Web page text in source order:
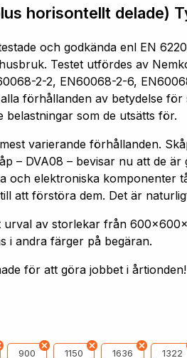
horisontellt delade)
och godkända enl EN
Testet utfördes av
2-2, EN60068-2-6,
förhållanden av betydelse
belastningar som de utsätts för.
varierande förhållanden.
– DVA08 – bevisar nu att de
och elektroniska komponenter
att förstöra dem. Det är
urval av storlekar från
i andra färger på begäran.
för att göra jobbet i årtionden!
900 1150 1636 1322